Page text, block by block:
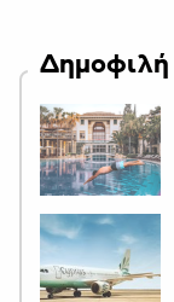
Δημοφιλή